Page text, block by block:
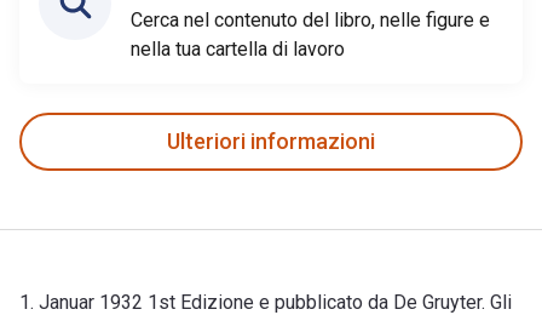
Cerca nel contenuto del libro, nelle figure e
nella tua cartella di lavoro
Ulteriori informazioni
1. Januar 1932 1st Edizione e pubblicato da De Gruyter. Gli